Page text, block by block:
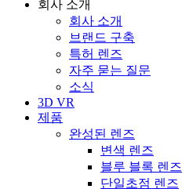
회사 소개
회사 소개
브랜드 구축
특허 렌즈
자주 묻는 질문
소식
3D VR
제품
완성된 렌즈
변색 렌즈
블루 블록 렌즈
단일초점 렌즈